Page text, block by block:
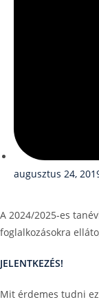
augusztus 24,
A 2024/2025-es
foglalkozásokra
JELENTKEZÉS!
Mit érdemes tudni